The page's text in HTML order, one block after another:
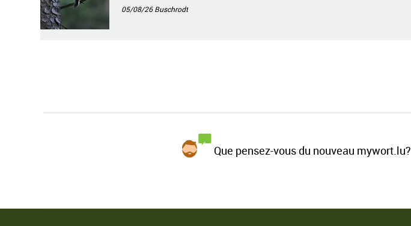
05/08/26Buschrodt
Que pensez-vous du nouveau mywort.lu?